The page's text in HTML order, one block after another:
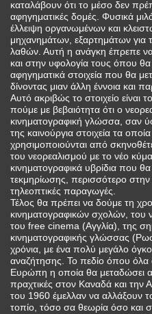
καταλάβουν ότι το μέσο δεν
αφηγηματικές δομές. Φυσικά
έλλειψη οργανωμένων και
μηχανημάτων, εξαρτημάτων για
λαθών. Αυτή η ανάγκη έπρεπε
και στην υφολογία τους όπου
αφηγηματικά στοιχεία που θα
δίνοντας μιαν άλλη έννοια και
Αυτό ακριβώς το στοιχείο είναι
πούμε με βεβαιότητα ότι ο
κινηματογραφική γλώσσα, σαν
της καινούργια στοιχεία τα
χρησιμοποιούνται από
του νεορεαλισμού με το νέο
κινηματογραφικά υβρίδια που
τεκμηρίωσης, περισσότερο στην
τηλεοπτικές παραγωγές.
Τέλος θα πρέπει να δούμε τη
κινηματογραφικών σχολών, του
του free cinema (Αγγλία), της
κινηματογραφικής γλώσσας
χρόνια, με ένα πολύ μεγάλο
αναζήτησης. Το πεδίο όπου όλα
Ευρώπη η οποία θα μεταδώσει
πραχτικές στον Καναδά και την
του 1960 έμελλαν να αλλάξουν
τοπίο, τόσο σα θεωρία όσο και